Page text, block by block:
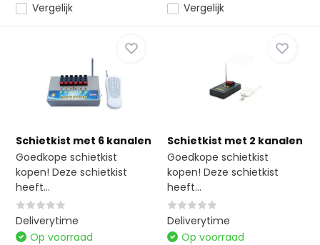
Vergelijk Vergelijk
Schietkist met 6 kanalen
Goedkope schietkist
kopen! Deze schietkist
heeft...
Deliverytime
Op voorraad
Schietkist met 2 kanalen
Goedkope schietkist
kopen! Deze schietkist
heeft...
Deliverytime
Op voorraad